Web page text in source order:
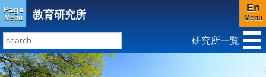
Page
Menu 教育研究所
En
Menu
研究所トップ 教育研究所
研究所一覧